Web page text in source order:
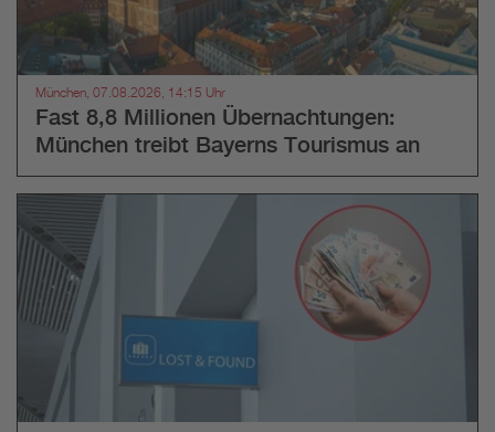
München, 07.08.2026, 14:15 Uhr
Fast 8,8 Millionen Übernachtungen:
München treibt Bayerns Tourismus an